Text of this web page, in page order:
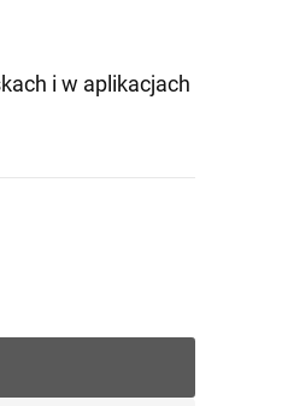
i w aplikacjach